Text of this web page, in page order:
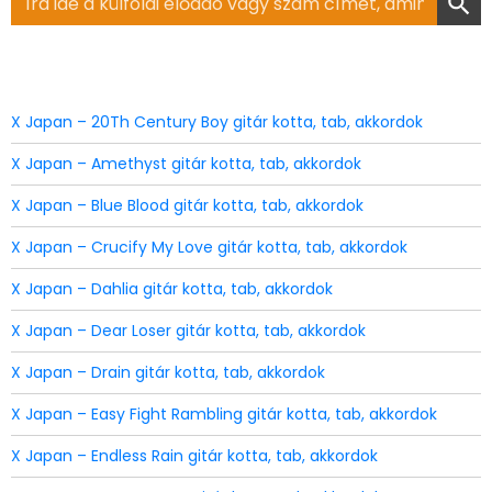
for:
X Japan – 20Th Century Boy gitár kotta, tab, akkordok
X Japan – Amethyst gitár kotta, tab, akkordok
X Japan – Blue Blood gitár kotta, tab, akkordok
X Japan – Crucify My Love gitár kotta, tab, akkordok
X Japan – Dahlia gitár kotta, tab, akkordok
X Japan – Dear Loser gitár kotta, tab, akkordok
X Japan – Drain gitár kotta, tab, akkordok
X Japan – Easy Fight Rambling gitár kotta, tab, akkordok
X Japan – Endless Rain gitár kotta, tab, akkordok